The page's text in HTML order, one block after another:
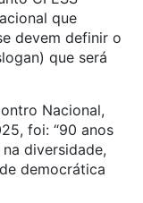
que
devem definir o
que será
Nacional,
foi: “90 anos
diversidade,
democrática